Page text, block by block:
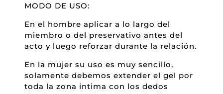
MODO DE USO:
En el hombre aplicar a lo largo del
miembro o del preservativo antes del
acto y luego reforzar durante la relación.
En la mujer su uso es muy sencillo,
solamente debemos extender el gel por
toda la zona intima con los dedos